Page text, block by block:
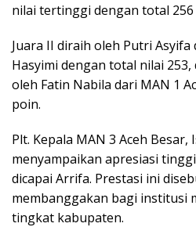
nilai tertinggi dengan total 256
Juara II diraih oleh Putri Asyifa
Hasyimi dengan total nilai
oleh Fatin Nabila dari MAN 1
poin.
Plt. Kepala MAN 3 Aceh Besar,
menyampaikan apresiasi
dicapai Arrifa. Prestasi ini
membanggakan bagi institusi
tingkat kabupaten.